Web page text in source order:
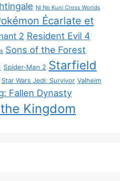
Ni No Kuni Cross Worlds
Écarlate et
2 Resident Evil 4
Sons of the Forest
Spider-Man 2 Starfield
Star Wars Jedi: Survivor Valheim
Fallen Dynasty
Kingdom